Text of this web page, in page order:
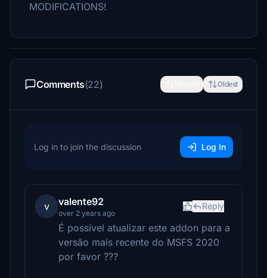
MODIFICATIONS!
Comments(22) Oldest
Log in to join the discussion Log In
v valente92
over 2 years ago
Reply
É possível atualizar este addon para a
versão mais recente do MSFS 2020
por favor ???